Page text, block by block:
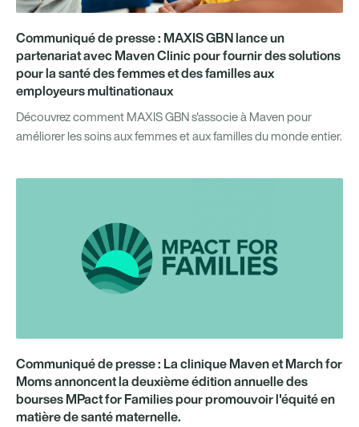
Communiqué de presse : MAXIS GBN lance un
partenariat avec Maven Clinic pour fournir des solutions
pour la santé des femmes et des familles aux
employeurs multinationaux
Découvrez comment MAXIS GBN s'associe à Maven pour
améliorer les soins aux femmes et aux familles du monde entier.
Communiqué de presse : La clinique Maven et March for
Moms annoncent la deuxième édition annuelle des
bourses MPact for Families pour promouvoir l'équité en
matière de santé maternelle.